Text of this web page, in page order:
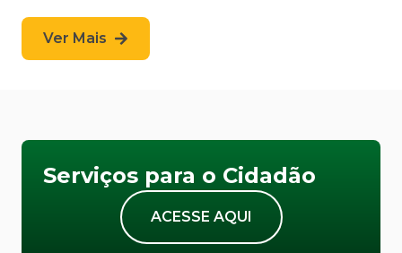
Ver Mais
Serviços para o Cidadão
ACESSE AQUI